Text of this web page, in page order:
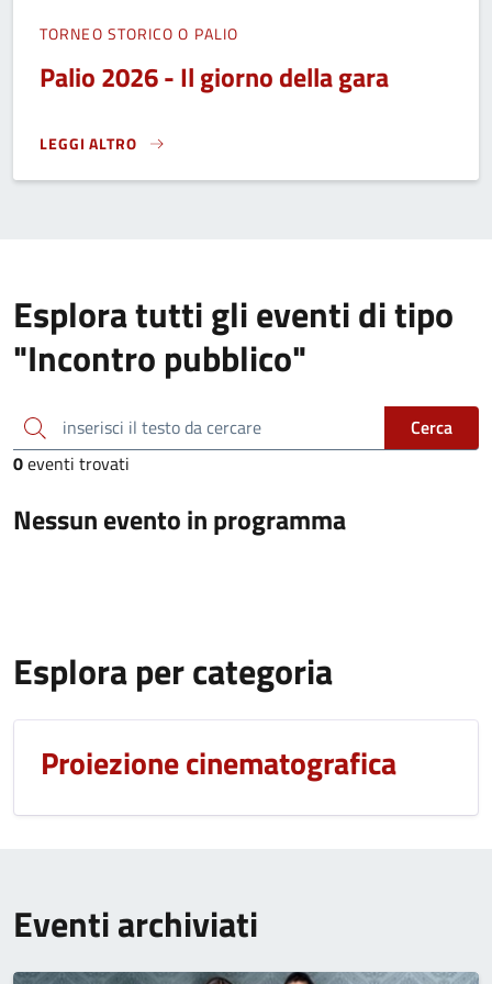
TORNEO STORICO O PALIO
Palio 2026 - Il giorno della gara
LEGGI ALTRO
PALIO 2026 - IL GIORNO DELLA GARA}
Esplora tutti gli eventi di tipo
"Incontro pubblico"
inserisci il testo da cercare
Cerca
0eventi trovati
Nessun evento in programma
Esplora per categoria
Proiezione cinematografica
Eventi archiviati